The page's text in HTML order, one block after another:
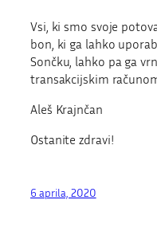
Vsi, ki smo svoje
bon, ki ga lahko
Sončku, lahko pa ga
transakcijskim
Aleš Krajnčan
Ostanite zdravi!
6 aprila, 2020